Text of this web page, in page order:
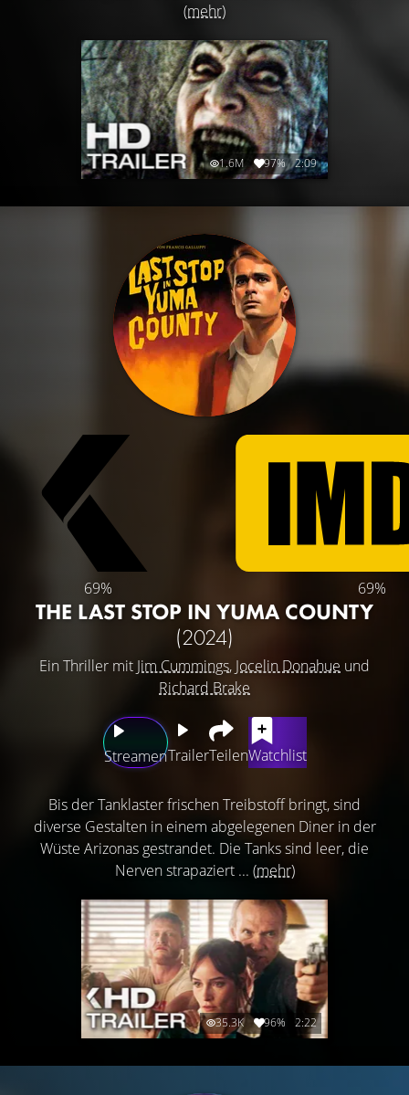
(mehr)
1.6M 97% 2:09
69% 69%
THE LAST STOP IN YUMA COUNTY
(2024)
Ein Thriller mit Jim Cummings, Jocelin Donahue und
Richard Brake
StreamenTrailerTeilenWatchlist
Bis der Tanklaster frischen Treibstoff bringt, sind
diverse Gestalten in einem abgelegenen Diner in der
Wüste Arizonas gestrandet. Die Tanks sind leer, die
Nerven strapaziert ... (mehr)
35.3K 96% 2:22